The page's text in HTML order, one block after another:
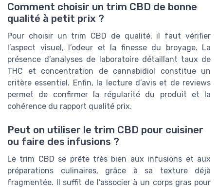
Comment choisir un trim CBD de bonne
qualité à petit prix ?
Pour choisir un trim CBD de qualité, il faut vérifier
l’aspect visuel, l’odeur et la finesse du broyage. La
présence d’analyses de laboratoire détaillant taux de
THC et concentration de cannabidiol constitue un
critère essentiel. Enfin, la lecture d’avis et de reviews
permet de confirmer la régularité du produit et la
cohérence du rapport qualité prix.
Peut on utiliser le trim CBD pour cuisiner
ou faire des infusions ?
Le trim CBD se prête très bien aux infusions et aux
préparations culinaires, grâce à sa texture déjà
fragmentée. Il suffit de l’associer à un corps gras pour